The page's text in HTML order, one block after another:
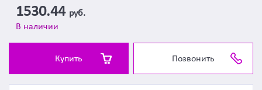
1530.44 руб.
В наличии
Купить Позвонить